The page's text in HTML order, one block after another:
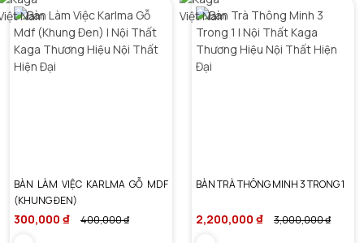
BÀN LÀM VIỆC KARLMA GỖ MDF
(KHUNG ĐEN)
300,000 ₫ 400,000 ₫
BÀN TRÀ THÔNG MINH 3 TRONG 1
2,200,000 ₫ 3,000,000 ₫